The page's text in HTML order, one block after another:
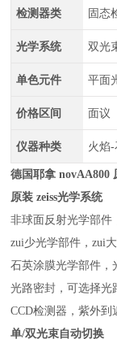
检测器类 固态
光学系统 双光
单色元件 平面
价格区间 面议
仪器种类 火焰-
德国耶拿 novAA800
原装 zeiss光学系统
非球面反射光学部件
zui少光学部件，zui
石英涂膜光学部件，
光路密封，可选择光
CCD检测器，紫外到
单/双光束自动切换